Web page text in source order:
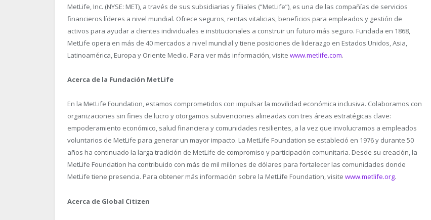
MetLife, Inc. (NYSE: MET), a través de sus subsidiarias y filiales (“MetLife”), es una de las compañías de servicios
financieros líderes a nivel mundial. Ofrece seguros, rentas vitalicias, beneficios para empleados y gestión de
activos para ayudar a clientes individuales e institucionales a construir un futuro más seguro. Fundada en 1868,
MetLife opera en más de 40 mercados a nivel mundial y tiene posiciones de liderazgo en Estados Unidos, Asia,
Latinoamérica, Europa y Oriente Medio. Para ver más información, visite www.metlife.com.
Acerca de la Fundación MetLife
En la MetLife Foundation, estamos comprometidos con impulsar la movilidad económica inclusiva. Colaboramos con
organizaciones sin fines de lucro y otorgamos subvenciones alineadas con tres áreas estratégicas clave:
empoderamiento económico, salud financiera y comunidades resilientes, a la vez que involucramos a empleados
voluntarios de MetLife para generar un mayor impacto. La MetLife Foundation se estableció en 1976 y durante 50
años ha continuado la larga tradición de MetLife de compromiso y participación comunitaria. Desde su creación, la
MetLife Foundation ha contribuido con más de mil millones de dólares para fortalecer las comunidades donde
MetLife tiene presencia. Para obtener más información sobre la MetLife Foundation, visite www.metlife.org.
Acerca de Global Citizen